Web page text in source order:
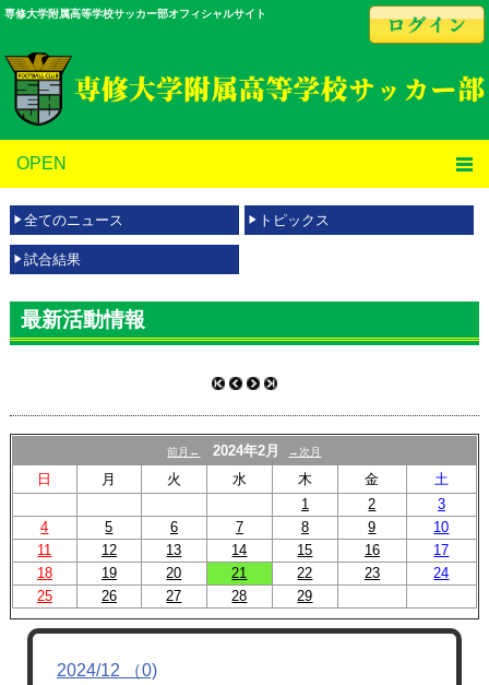
専修大学附属高等学校サッカー部オフィシャルサイト
OPEN
全てのニュース トピックス
試合結果
最新活動情報
前月← 2024年2月 →次月
日 月 火 水 木 金
土
1
2
3
4
5 6 7 8 9
10
11
12 13 14 15 16
17
18
19 20 21 22 23
24
25
26 27 28 29
2024/12 （0)